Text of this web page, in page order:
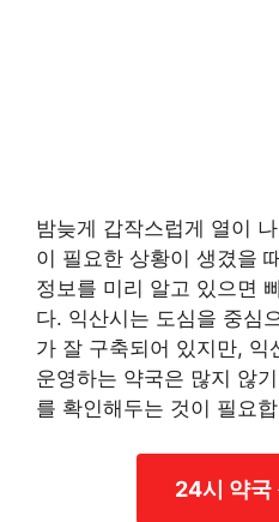
밤늦게 갑작스럽게 열이
이 필요한 상황이 생겼을
정보를 미리 알고 있으면
다. 익산시는 도심을 중심
가 잘 구축되어 있지만, 익
운영하는 약국은 많지 않
를 확인해두는 것이 필요
24시 약국